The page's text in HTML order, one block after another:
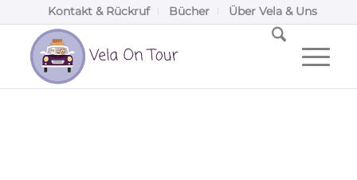
Kontakt & Rückruf Bücher Über Vela & Uns